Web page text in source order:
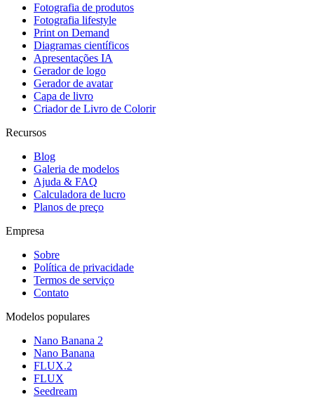
Fotografia de produtos
Fotografia lifestyle
Print on Demand
Diagramas científicos
Apresentações IA
Gerador de logo
Gerador de avatar
Capa de livro
Criador de Livro de Colorir
Recursos
Blog
Galeria de modelos
Ajuda & FAQ
Calculadora de lucro
Planos de preço
Empresa
Sobre
Política de privacidade
Termos de serviço
Contato
Modelos populares
Nano Banana 2
Nano Banana
FLUX.2
FLUX
Seedream